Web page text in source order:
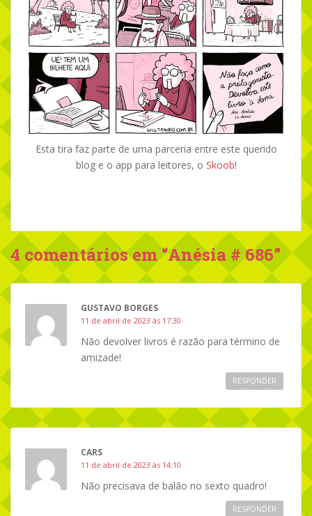
Esta tira faz parte de uma parceria entre este querido
blog e o app para leitores, o Skoob!
4 comentários em “Anésia # 686”
GUSTAVO BORGES
11 de abril de 2023 às 17:30
Não devolver livros é razão para término de
amizade!
RESPONDER
CARS
11 de abril de 2023 às 14:10
Não precisava de balão no sexto quadro!
RESPONDER